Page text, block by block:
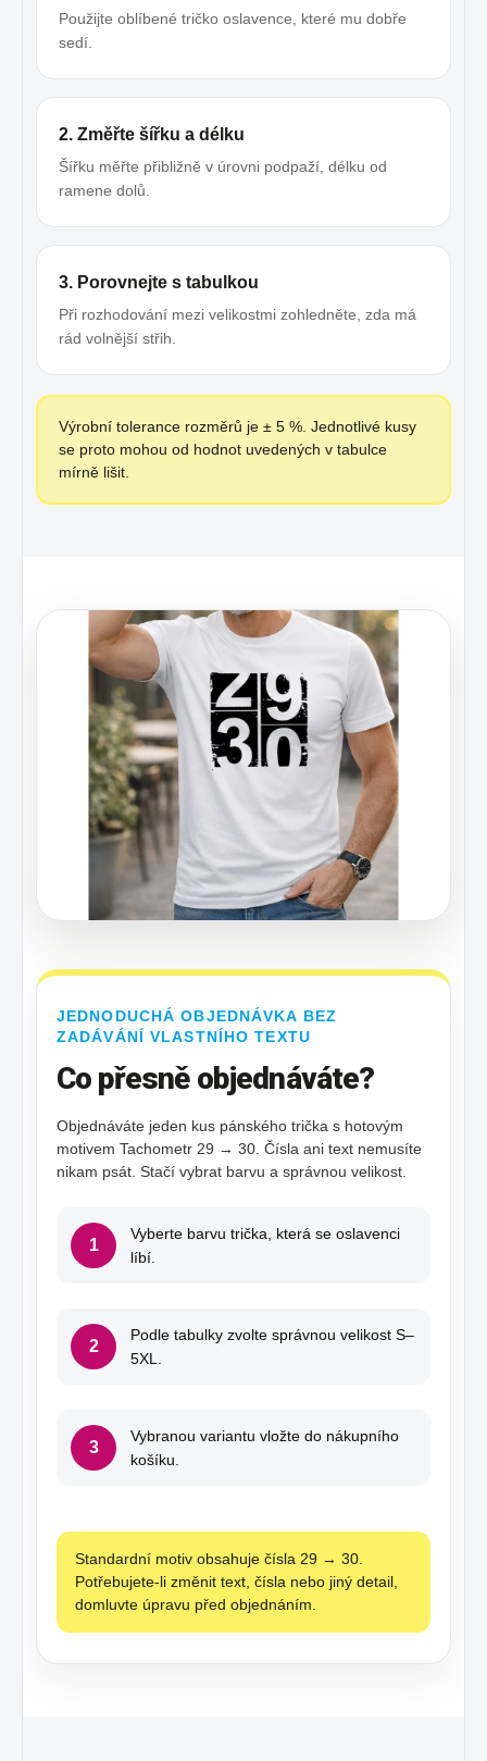
Použijte oblíbené tričko oslavence, které mu dobře
sedí.
2. Změřte šířku a délku
Šířku měřte přibližně v úrovni podpaží, délku od
ramene dolů.
3. Porovnejte s tabulkou
Při rozhodování mezi velikostmi zohledněte, zda má
rád volnější střih.
Výrobní tolerance rozměrů je ± 5 %. Jednotlivé kusy
se proto mohou od hodnot uvedených v tabulce
mírně lišit.
JEDNODUCHÁ OBJEDNÁVKA BEZ
ZADÁVÁNÍ VLASTNÍHO TEXTU
Co přesně objednáváte?
Objednáváte jeden kus pánského trička s hotovým
motivem Tachometr 29 → 30. Čísla ani text nemusíte
nikam psát. Stačí vybrat barvu a správnou velikost.
1
Vyberte barvu trička, která se oslavenci
líbí.
2
Podle tabulky zvolte správnou velikost S–
5XL.
3
Vybranou variantu vložte do nákupního
košíku.
Standardní motiv obsahuje čísla 29 → 30.
Potřebujete-li změnit text, čísla nebo jiný detail,
domluvte úpravu před objednáním.